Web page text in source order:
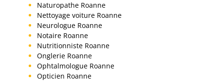
Naturopathe Roanne
Nettoyage voiture Roanne
Neurologue Roanne
Notaire Roanne
Nutritionniste Roanne
Onglerie Roanne
Ophtalmologue Roanne
Opticien Roanne